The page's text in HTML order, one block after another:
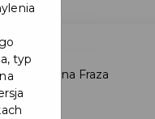
typ